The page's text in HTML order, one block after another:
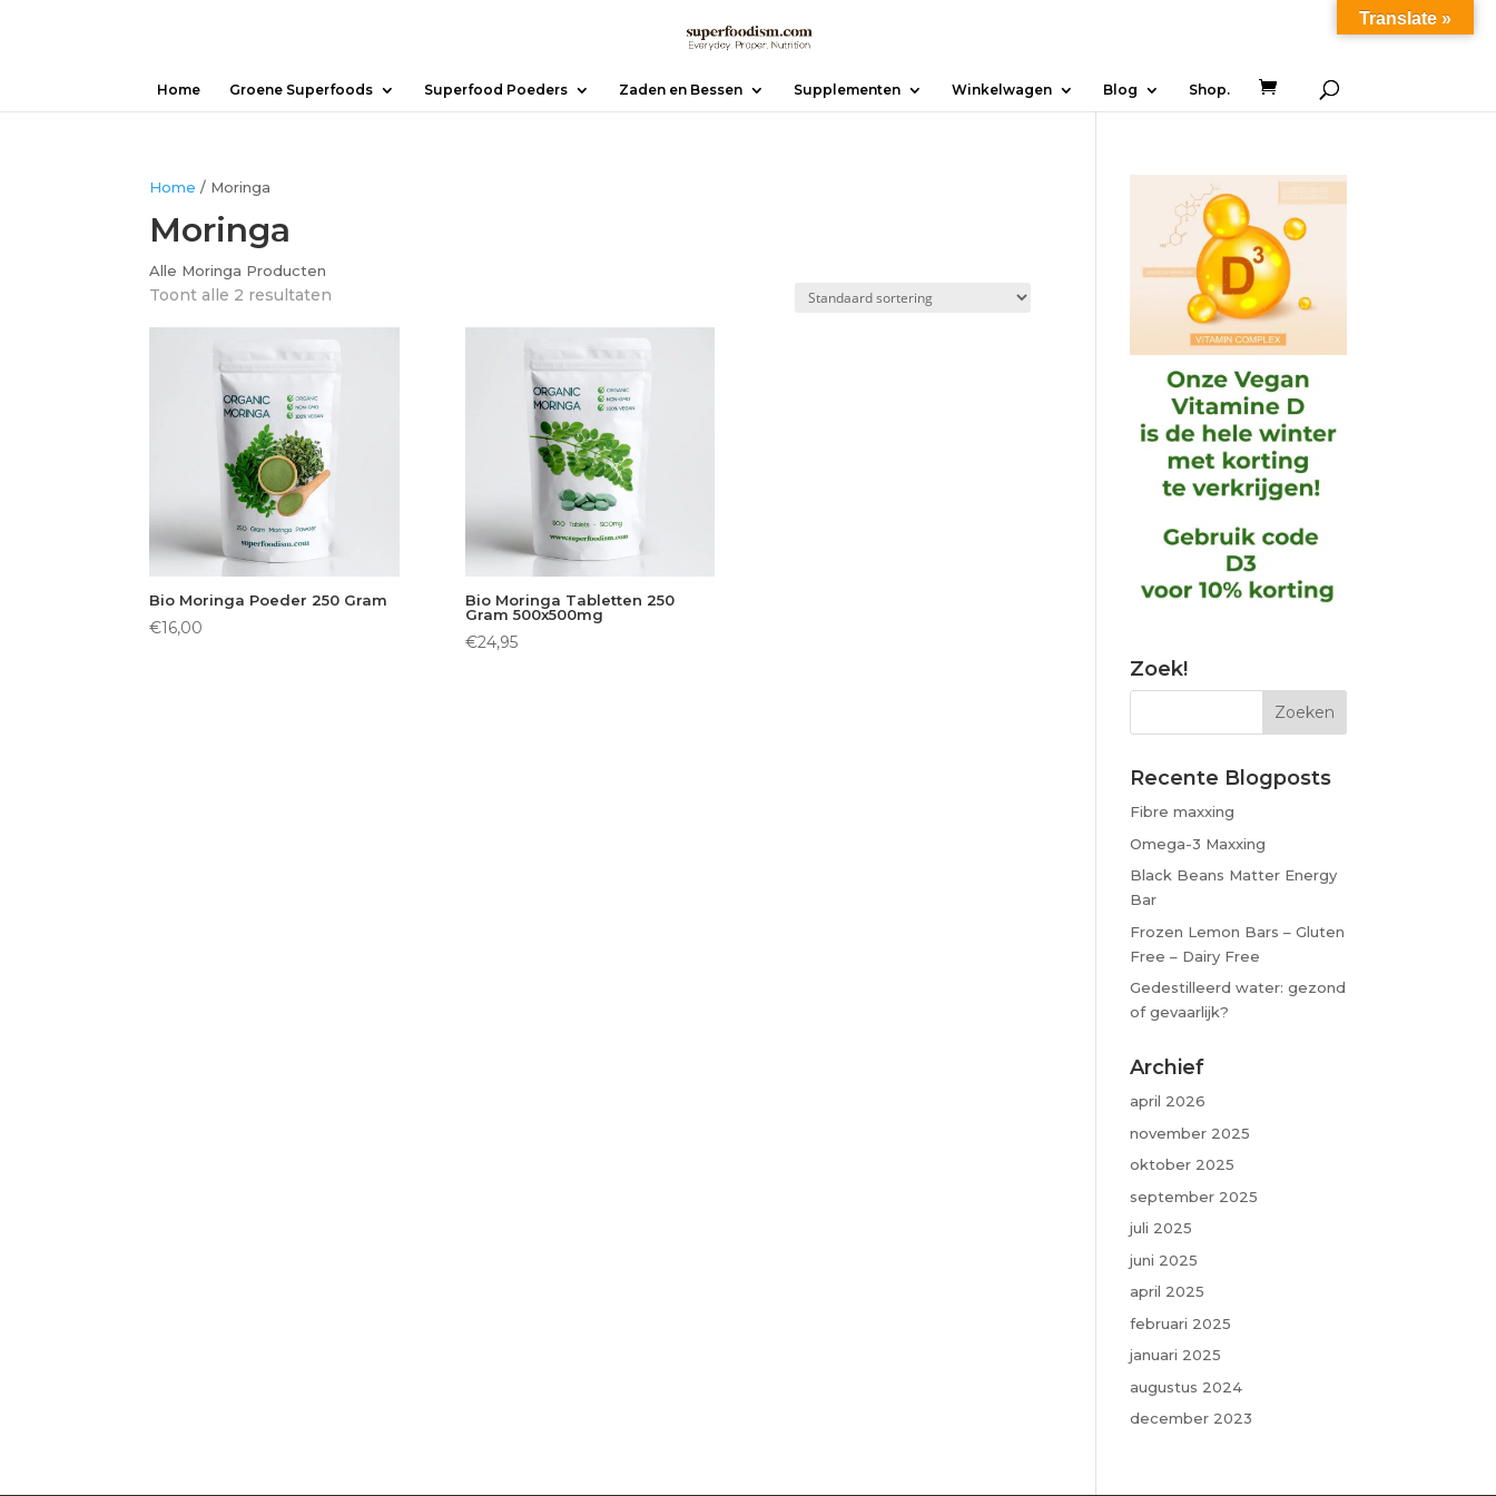
Home Groene Superfoods Superfood Poeders Zaden en Bessen Supplementen Winkelwagen Blog Shop.
Home / Moringa
Moringa
Alle Moringa Producten
Toont alle 2 resultaten
Bio Moringa Poeder 250 Gram
€16,00
Bio Moringa Tabletten 250
Gram 500x500mg
€24,95
Zoek!
Recente Blogposts
Fibre maxxing
Omega-3 Maxxing
Black Beans Matter Energy
Bar
Frozen Lemon Bars – Gluten
Free – Dairy Free
Gedestilleerd water: gezond
of gevaarlijk?
Archief
april 2026
november 2025
oktober 2025
september 2025
juli 2025
juni 2025
april 2025
februari 2025
januari 2025
augustus 2024
december 2023
Translate »